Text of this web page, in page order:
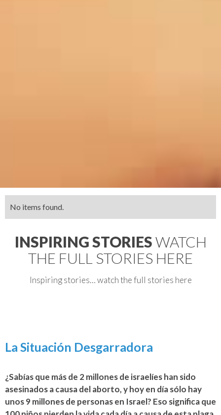
No items found.
INSPIRING STORIESWATCH
THE FULL STORIES HERE
Inspiring stories… watch the full stories here
La Situación Desgarradora
¿Sabías que más de 2 millones de israelíes han sido
asesinados a causa del aborto, y hoy en día sólo hay
unos 9 millones de personas en Israel? Eso significa que